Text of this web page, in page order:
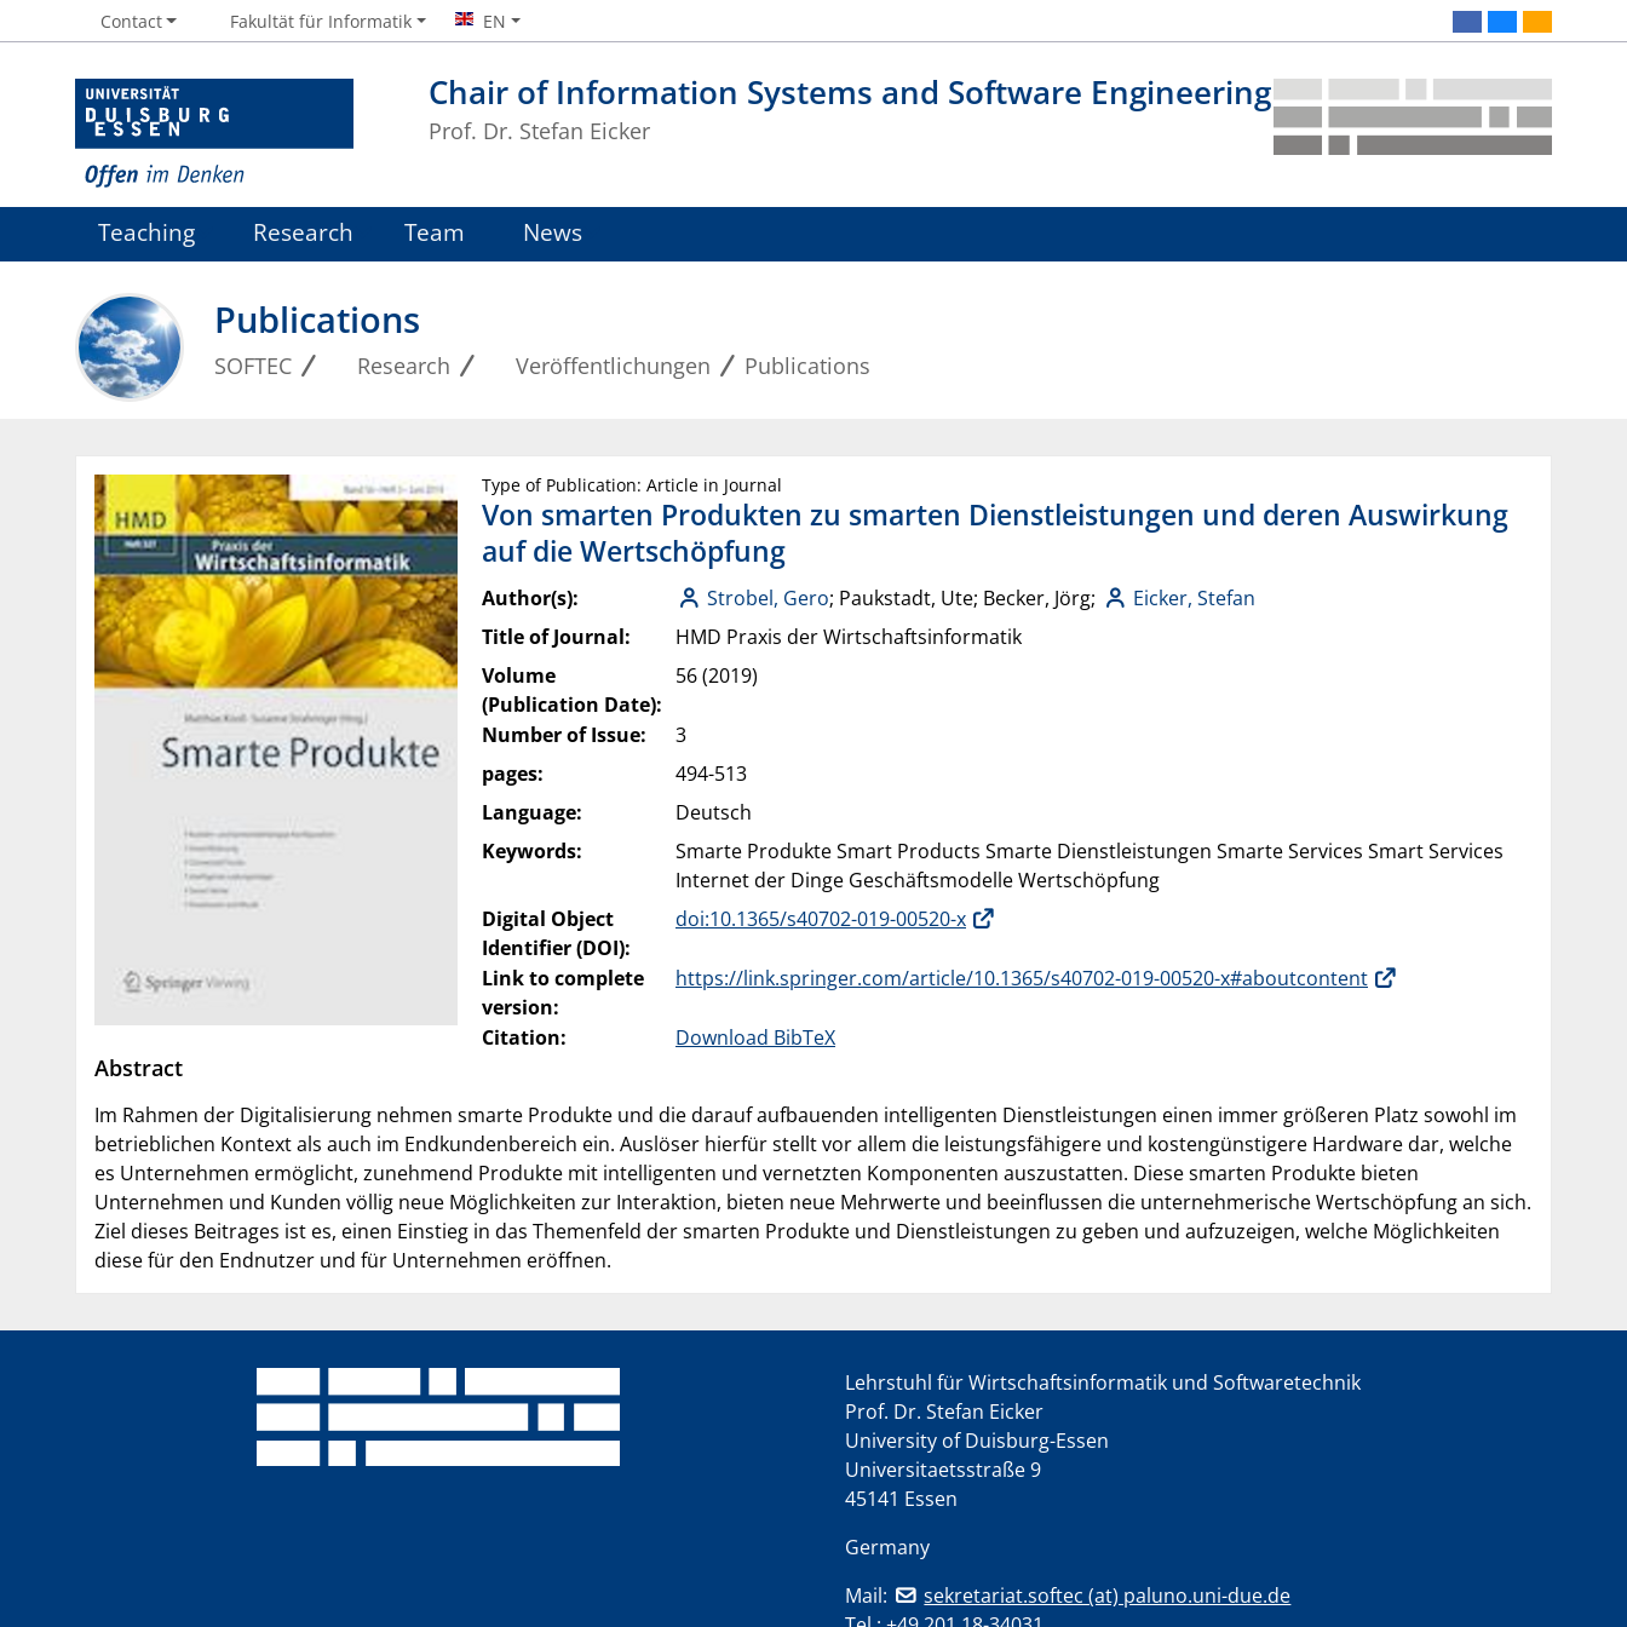
Chair of Information Systems and Software Engineering
Prof. Dr. Stefan Eicker
Contact Fakultät für Informatik EN
Teaching Research Team News
Publications
SOFTEC Research Veröffentlichungen Publications
Type of Publication: Article in Journal
Von smarten Produkten zu smarten Dienstleistungen und deren Auswirkung
auf die Wertschöpfung
Author(s): Strobel, Gero; Paukstadt, Ute; Becker, Jörg;
Eicker, Stefan
Title of Journal:
HMD Praxis der Wirtschaftsinformatik
Volume
(Publication Date):
56 (2019)
Number of Issue:
3
pages:
494-513
Language:
Deutsch
Keywords:
Smarte Produkte Smart Products Smarte Dienstleistungen Smarte Services Smart Services
Internet der Dinge Geschäftsmodelle Wertschöpfung
Digital Object
Identifier (DOI):
doi:10.1365/s40702-019-00520-x
Link to complete
version:
https://link.springer.com/article/10.1365/s40702-019-00520-x#aboutcontent
Citation: Download BibTeX
Abstract
Im Rahmen der Digitalisierung nehmen smarte Produkte und die darauf aufbauenden intelligenten Dienstleistungen einen immer größeren Platz sowohl im
betrieblichen Kontext als auch im Endkundenbereich ein. Auslöser hierfür stellt vor allem die leistungsfähigere und kostengünstigere Hardware dar, welche
es Unternehmen ermöglicht, zunehmend Produkte mit intelligenten und vernetzten Komponenten auszustatten. Diese smarten Produkte bieten
Unternehmen und Kunden völlig neue Möglichkeiten zur Interaktion, bieten neue Mehrwerte und beeinflussen die unternehmerische Wertschöpfung an sich.
Ziel dieses Beitrages ist es, einen Einstieg in das Themenfeld der smarten Produkte und Dienstleistungen zu geben und aufzuzeigen, welche Möglichkeiten
diese für den Endnutzer und für Unternehmen eröffnen.
Lehrstuhl für Wirtschaftsinformatik und Softwaretechnik
Prof. Dr. Stefan Eicker
University of Duisburg-Essen
Universitaetsstraße 9
45141 Essen
Germany
Mail:
sekretariat.softec (at) paluno.uni-due.de